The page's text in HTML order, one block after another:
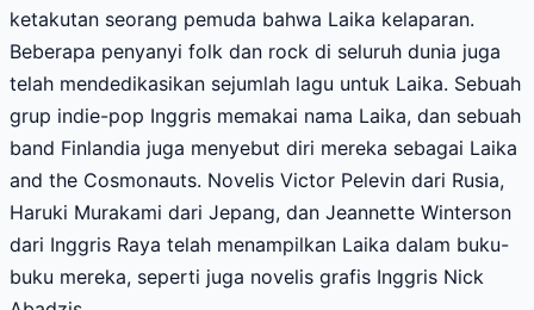
ketakutan seorang pemuda bahwa Laika kelaparan.
Beberapa penyanyi folk dan rock di seluruh dunia juga
telah mendedikasikan sejumlah lagu untuk Laika. Sebuah
grup indie-pop Inggris memakai nama Laika, dan sebuah
band Finlandia juga menyebut diri mereka sebagai Laika
and the Cosmonauts. Novelis Victor Pelevin dari Rusia,
Haruki Murakami dari Jepang, dan Jeannette Winterson
dari Inggris Raya telah menampilkan Laika dalam buku-
buku mereka, seperti juga novelis grafis Inggris Nick